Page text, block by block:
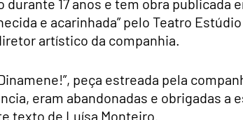
e acarinhada” pelo Teatro
artístico da companhia.
peça estreada pela
eram abandonadas e obrigadas a
texto de Luísa Monteiro.